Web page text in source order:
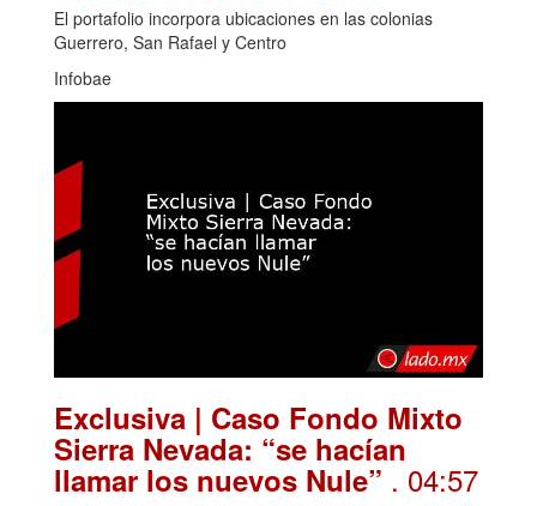
El portafolio incorpora ubicaciones en las colonias
Guerrero, San Rafael y Centro
Infobae
Exclusiva | Caso Fondo Mixto
Sierra Nevada: “se hacían
llamar los nuevos Nule” . 04:57